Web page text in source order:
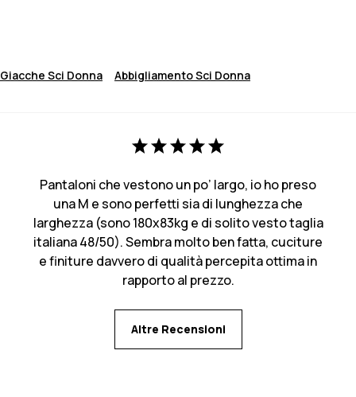
Giacche Sci Donna Abbigliamento Sci Donna
Pantaloni che vestono un po’ largo, io ho preso
una M e sono perfetti sia di lunghezza che
larghezza (sono 180x83kg e di solito vesto taglia
italiana 48/50). Sembra molto ben fatta, cuciture
e finiture davvero di qualità percepita ottima in
rapporto al prezzo.
Altre Recensioni